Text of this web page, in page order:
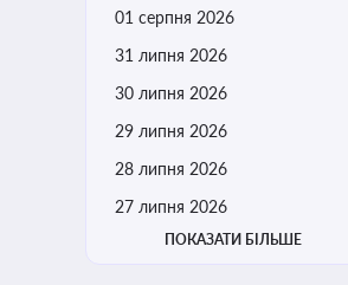
01 серпня 2026
31 липня 2026
30 липня 2026
29 липня 2026
28 липня 2026
27 липня 2026
ПОКАЗАТИ БІЛЬШЕ